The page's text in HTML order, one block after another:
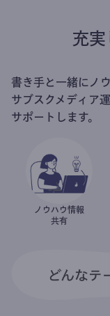
充実
書き手と一緒にノ
サブスクメディア
サポートします。
ノウハウ情報
共有